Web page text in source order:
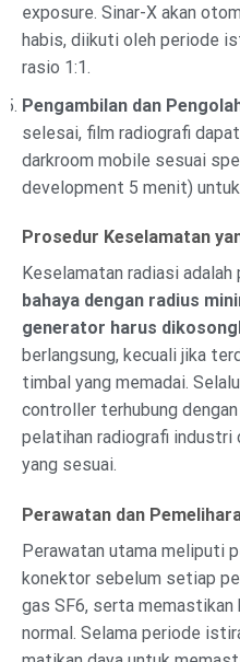
exposure. Sinar-X akan
habis, diikuti oleh periode
rasio 1:1.
Pengambilan dan
selesai, film radiografi
darkroom mobile sesuai
development 5 menit)
Prosedur Keselamatan
Keselamatan radiasi
bahaya dengan radius
generator harus
berlangsung, kecuali jika
timbal yang memadai.
controller terhubung
pelatihan radiografi industri
yang sesuai.
Perawatan dan
Perawatan utama meliputi
konektor sebelum setiap
gas SF6, serta
normal. Selama periode